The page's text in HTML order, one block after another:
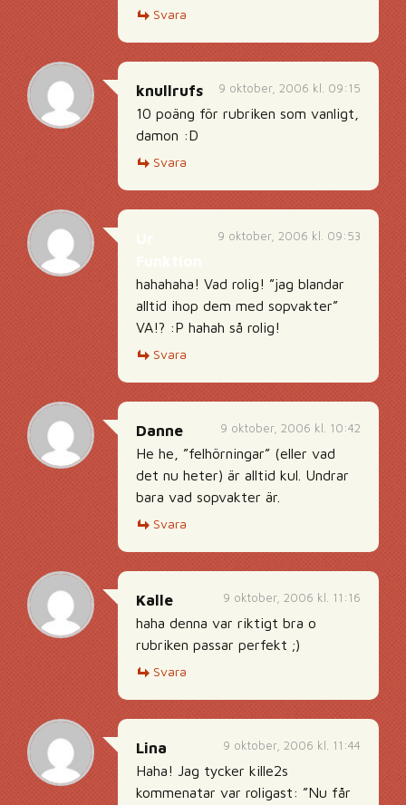
Svara
9 oktober, 2006 kl. 09:15
knullrufs
10 poäng för rubriken som vanligt,
damon :D
Svara
9 oktober, 2006 kl. 09:53
hahahaha! Vad rolig! ”jag blandar
alltid ihop dem med sopvakter”
VA!? :P hahah så rolig!
Svara
9 oktober, 2006 kl. 10:42
Danne
He he, ”felhörningar” (eller vad
det nu heter) är alltid kul. Undrar
bara vad sopvakter är.
Svara
9 oktober, 2006 kl. 11:16
Kalle
haha denna var riktigt bra o
rubriken passar perfekt ;)
Svara
9 oktober, 2006 kl. 11:44
Lina
Haha! Jag tycker kille2s
kommenatar var roligast: ”Nu får